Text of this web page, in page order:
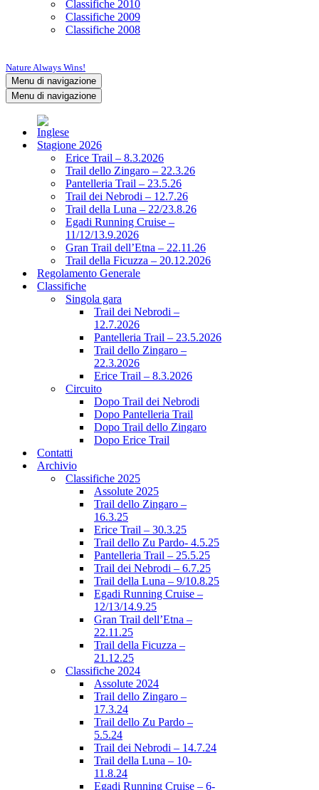
Classifiche 2010
Classifiche 2009
Classifiche 2008
Nature Always Wins!
Menu di navigazione
Menu di navigazione
Stagione 2026
Erice Trail – 8.3.2026
Trail dello Zingaro – 22.3.26
Pantelleria Trail – 23.5.26
Trail dei Nebrodi – 12.7.26
Trail della Luna – 22/23.8.26
Egadi Running Cruise –
11/12/13.9.2026
Gran Trail dell’Etna – 22.11.26
Trail della Ficuzza – 20.12.2026
Regolamento Generale
Classifiche
Singola gara
Trail dei Nebrodi –
12.7.2026
Pantelleria Trail – 23.5.2026
Trail dello Zingaro –
22.3.2026
Erice Trail – 8.3.2026
Circuito
Dopo Trail dei Nebrodi
Dopo Pantelleria Trail
Dopo Trail dello Zingaro
Dopo Erice Trail
Contatti
Archivio
Classifiche 2025
Assolute 2025
Trail dello Zingaro –
16.3.25
Erice Trail – 30.3.25
Trail dello Zu Pardo- 4.5.25
Pantelleria Trail – 25.5.25
Trail dei Nebrodi – 6.7.25
Trail della Luna – 9/10.8.25
Egadi Running Cruise –
12/13/14.9.25
Gran Trail dell’Etna –
22.11.25
Trail della Ficuzza –
21.12.25
Classifiche 2024
Assolute 2024
Trail dello Zingaro –
17.3.24
Trail dello Zu Pardo –
5.5.24
Trail dei Nebrodi – 14.7.24
Trail della Luna – 10-
11.8.24
Egadi Running Cruise – 6-